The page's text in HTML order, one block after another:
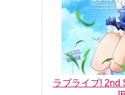
ラブライブ! 2nd